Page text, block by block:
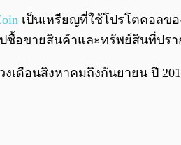
เป็นเหรียญที่ใช้โปรโตคอลขอ
ซื้อขายสินค้าและทรัพย์สินที่ปร
งเดือนสิงหาคมถึงกันยายน ปี